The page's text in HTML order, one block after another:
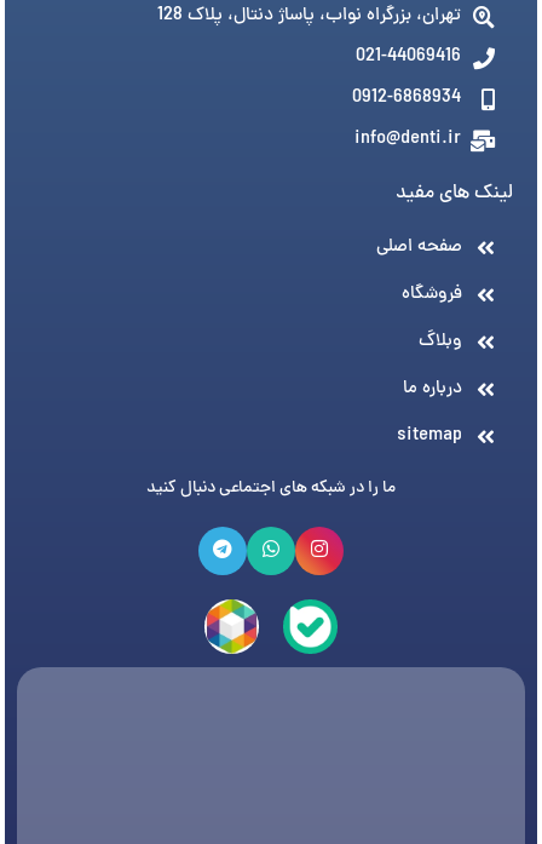
تهران، بزرگراه نواب، پاساژ دنتال، پلاک 128
021-44069416
0912-6868934
info@denti.ir
لینک های مفید
صفحه اصلی
فروشگاه
وبلاگ
درباره ما
sitemap
ما را در شبکه های اجتماعی دنبال کنید